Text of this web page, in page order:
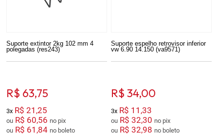
Suporte extintor 2kg 102 mm 4
polegadas (res243)
R$ 63,75
3x R$ 21,25
ou R$ 60,56
no pix
ou R$ 61,84 no boleto
Suporte espelho retrovisor inferior
vw 6.90 14.150 (va9571)
R$ 34,00
3x R$ 11,33
ou R$ 32,30
no pix
ou R$ 32,98 no boleto